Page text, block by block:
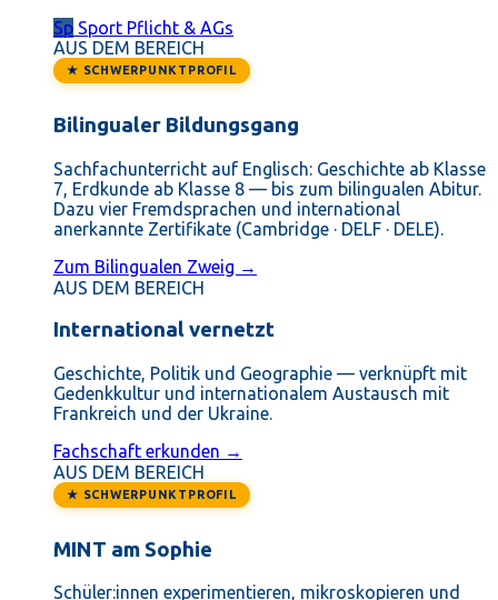
Sp Sport Pflicht & AGs
AUS DEM BEREICH
★ SCHWERPUNKTPROFIL
Bilingualer Bildungsgang
Sachfachunterricht auf Englisch: Geschichte ab Klasse
7, Erdkunde ab Klasse 8 — bis zum bilingualen Abitur.
Dazu vier Fremdsprachen und international
anerkannte Zertifikate (Cambridge · DELF · DELE).
Zum Bilingualen Zweig →
AUS DEM BEREICH
International vernetzt
Geschichte, Politik und Geographie — verknüpft mit
Gedenkkultur und internationalem Austausch mit
Frankreich und der Ukraine.
Fachschaft erkunden →
AUS DEM BEREICH
★ SCHWERPUNKTPROFIL
MINT am Sophie
Schüler:innen experimentieren, mikroskopieren und